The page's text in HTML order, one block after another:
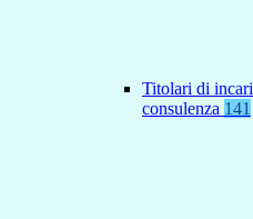
Titolari di
consulenza 141